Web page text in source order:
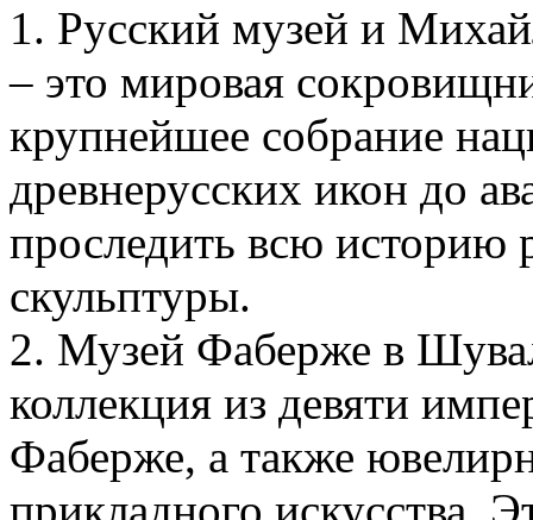
1. Русский музей и
– это мировая
крупнейшее собрание
древнерусских икон до
проследить всю историю
скульптуры.
2. Музей Фаберже в
коллекция из девяти
Фаберже, а также
прикладного искусства.